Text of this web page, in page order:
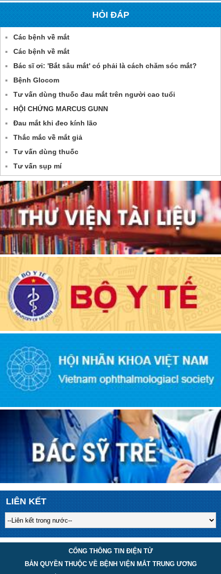
HỎI ĐÁP
Các bệnh về mắt
Các bệnh về mắt
Bác sĩ ơi: 'Bắt sâu mắt' có phải là cách chăm sóc mắt?
Bệnh Glocom
Tư vấn dùng thuốc đau mắt trên người cao tuổi
HỘI CHỨNG MARCUS GUNN
Đau mắt khi đeo kính lão
Thắc mắc về mắt giả
Tư vấn dùng thuốc
Tư vấn sụp mí
LIÊN KẾT
CỔNG THÔNG TIN ĐIỆN TỬ
BẢN QUYỀN THUỘC VỀ BỆNH VIỆN MẮT TRUNG ƯƠNG